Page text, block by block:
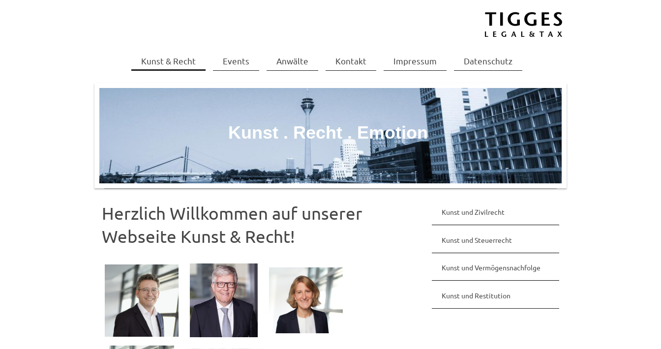
Kunst & Recht Events Anwälte Kontakt Impressum Datenschutz
Kunst . Recht . Emotion
Herzlich Willkommen auf unserer
Webseite Kunst & Recht!
Kunst und Zivilrecht
Kunst und Steuerrecht
Kunst und Vermögensnachfolge
Kunst und Restitution